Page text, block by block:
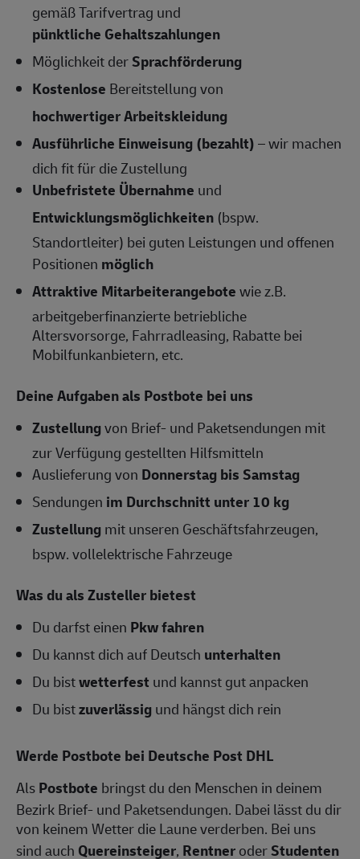
gemäß Tarifvertrag und
pünktliche Gehaltszahlungen
Möglichkeit derSprachförderung
Kostenlose Bereitstellung von
hochwertiger Arbeitskleidung
Ausführliche Einweisung (bezahlt)– wir machen
dich fit für die Zustellung
Unbefristete Übernahme und
Entwicklungsmöglichkeiten (bspw.
Standortleiter) bei guten Leistungen und offenen
Positionen möglich
Attraktive Mitarbeiterangebotewie z.B.
arbeitgeberfinanzierte betriebliche
Altersvorsorge, Fahrradleasing, Rabatte bei
Mobilfunkanbietern, etc.
Deine Aufgaben als Postbote bei uns
Zustellungvon Brief- und Paketsendungen mit
zur Verfügung gestellten Hilfsmitteln
Auslieferung von Donnerstag bis Samstag
Sendungen im Durchschnitt unter 10 kg
Zustellungmit unseren Geschäftsfahrzeugen,
bspw. vollelektrische Fahrzeuge
Was du als Zusteller bietest
Du darfst einen Pkw fahren
Du kannst dich auf Deutsch unterhalten
Du bistwetterfest und kannst gut anpacken
Du bistzuverlässigund hängst dich rein
Werde Postbote bei Deutsche Post DHL
AlsPostbote bringst du den Menschen in deinem
Bezirk Brief- und Paketsendungen. Dabei lässt du dir
von keinem Wetter die Laune verderben. Bei uns
sind auch Quereinsteiger, RentneroderStudenten